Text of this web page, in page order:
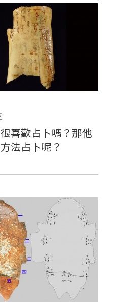
喜歡占卜嗎？那他
法占卜呢？